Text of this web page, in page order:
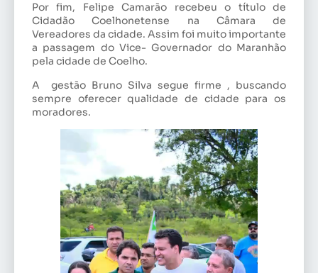
Por fim, Felipe Camarão recebeu o título de
Cidadão Coelhonetense na Câmara de
Vereadores da cidade. Assim foi muito importante
a passagem do Vice- Governador do Maranhão
pela cidade de Coelho.
A gestão Bruno Silva segue firme , buscando
sempre oferecer qualidade de cidade para os
moradores.